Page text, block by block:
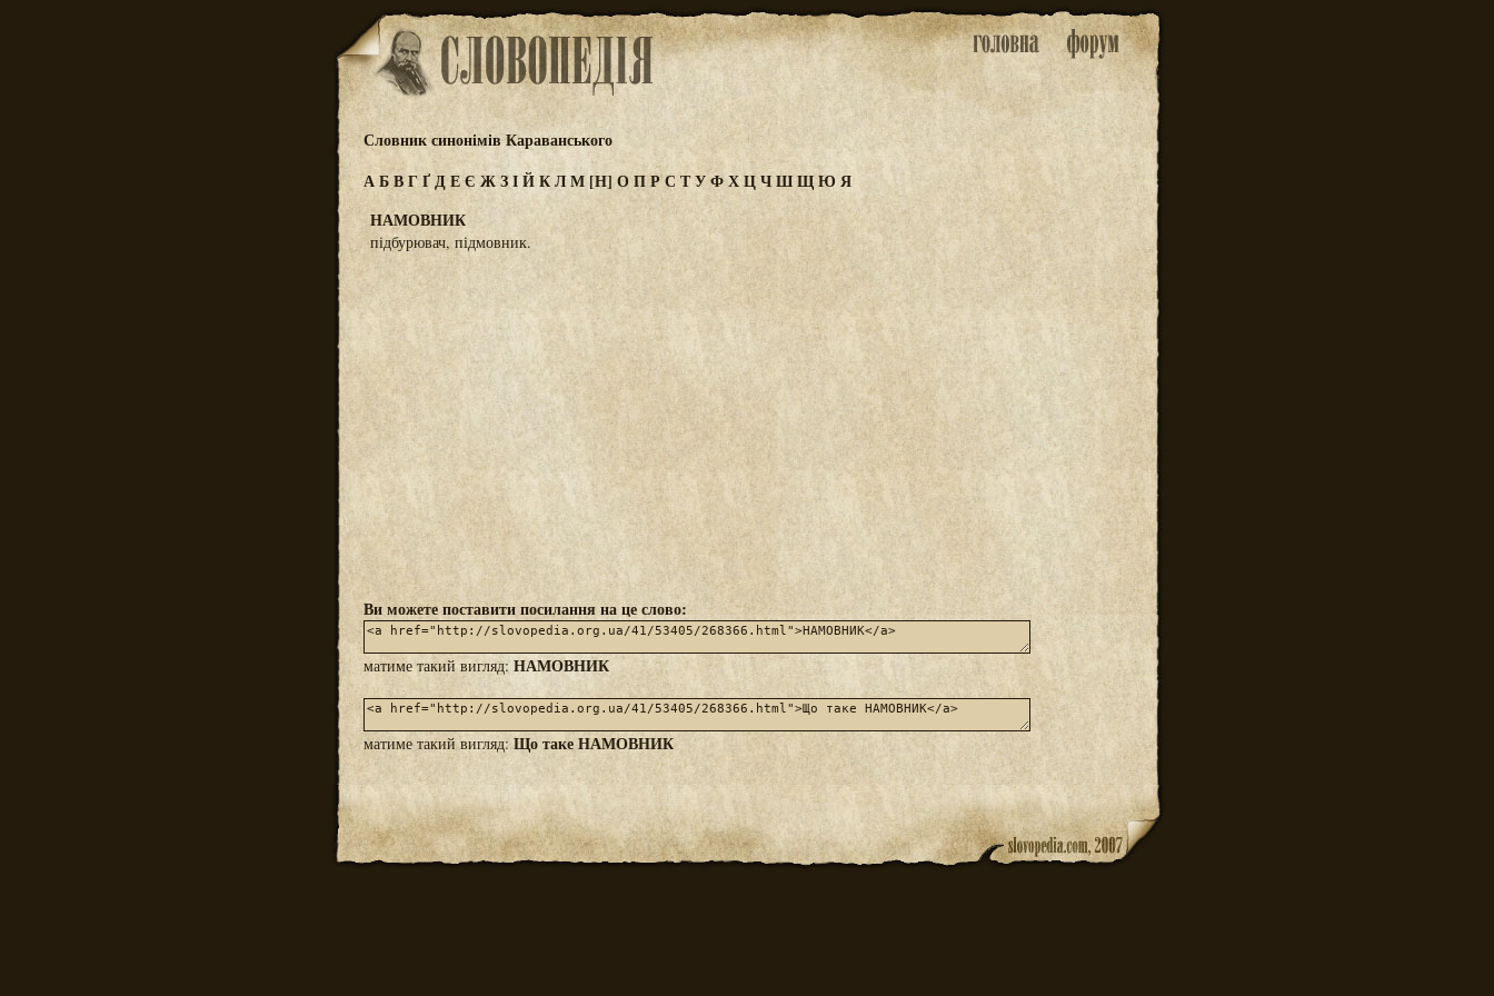
Словник синонімів Караванського
АБВГҐДЕЄ ЖЗІЙКЛМ [Н] ОПРС ТУФХЦЧШЩЮ Я
НАМОВНИК
підбурювач, підмовник.
Ви можете поставити посилання на це слово:
матиме такий вигляд: НАМОВНИК
матиме такий вигляд:Що таке НАМОВНИК